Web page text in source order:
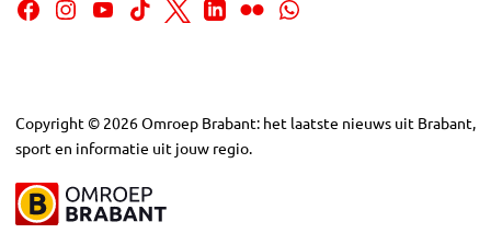
Copyright © 2026Omroep Brabant: het laatste nieuws uit Brabant,
sport en informatie uit jouw regio.